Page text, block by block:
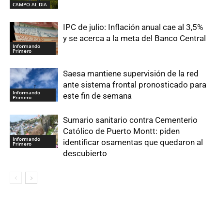
CAMPO AL DIA
Informando
Primero
IPC de julio: Inflación anual cae al 3,5%
y se acerca a la meta del Banco Central
Informando
Primero
Saesa mantiene supervisión de la red
ante sistema frontal pronosticado para
este fin de semana
Informando
Primero
Sumario sanitario contra Cementerio
Católico de Puerto Montt: piden
identificar osamentas que quedaron al
descubierto